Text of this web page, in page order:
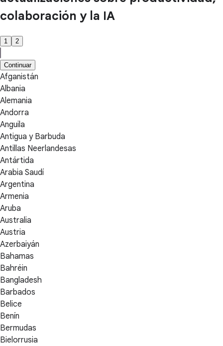
colaboración y la IA
1 2
Continuar
Afganistán
Albania
Alemania
Andorra
Anguila
Antigua y Barbuda
Antillas Neerlandesas
Antártida
Arabia Saudí
Argentina
Armenia
Aruba
Australia
Austria
Azerbaiyán
Bahamas
Bahréin
Bangladesh
Barbados
Belice
Benín
Bermudas
Bielorrusia